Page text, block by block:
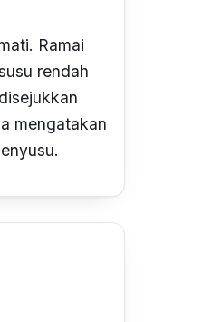
Ramai
rendah
mengatakan